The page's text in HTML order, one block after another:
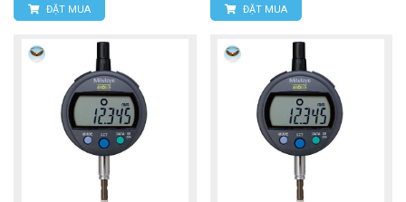
ĐẶT MUA ĐẶT MUA